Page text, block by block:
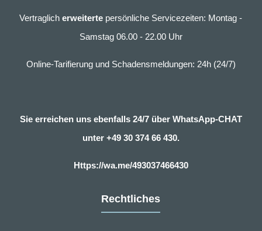
Vertraglicherweiterte persönliche Servicezeiten: Montag -
Samstag 06.00 - 22.00 Uhr
Online-Tarifierung und Schadensmeldungen: 24h (24/7)
Sie erreichen uns ebenfalls 24/7 über WhatsApp-CHAT
unter +49 30 374 66 430.
Https://wa.me/493037466430
Rechtliches